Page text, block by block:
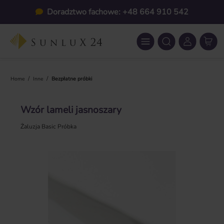
Przejdź do głównej zawartościDoradztwo fachowe: +48 664 910 542
Home / Inne / Bezpłatne próbki
Wzór lameli jasnoszary
Żaluzja Basic Próbka